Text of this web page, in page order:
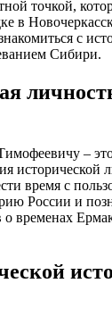
точкой,
в
с
Сибири.
–
исторической
время с
России и
о временах